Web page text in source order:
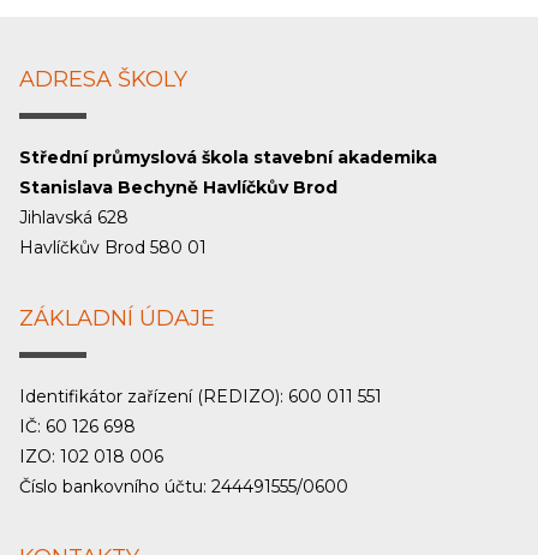
ADRESA ŠKOLY
Střední průmyslová škola stavební akademika
Stanislava Bechyně Havlíčkův Brod
Jihlavská 628
Havlíčkův Brod 580 01
ZÁKLADNÍ ÚDAJE
Identifikátor zařízení (REDIZO): 600 011 551
IČ: 60 126 698
IZO: 102 018 006
Číslo bankovního účtu: 244491555/0600